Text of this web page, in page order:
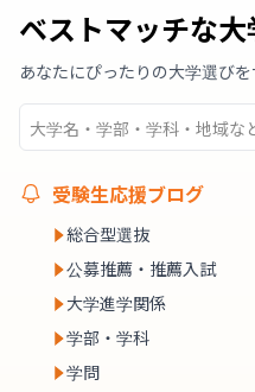
ベストマッチな
あなたにぴったりの大学選び
受験生応援ブログ
総合型選抜
公募推薦・推薦入試
大学進学関係
学部・学科
学問